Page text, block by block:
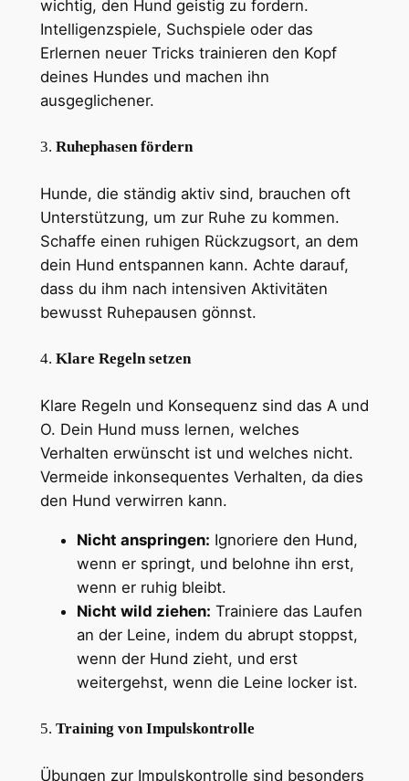
wichtig, den Hund geistig zu fordern.
Intelligenzspiele, Suchspiele oder das
Erlernen neuer Tricks trainieren den Kopf
deines Hundes und machen ihn
ausgeglichener.
3. Ruhephasen fördern
Hunde, die ständig aktiv sind, brauchen oft
Unterstützung, um zur Ruhe zu kommen.
Schaffe einen ruhigen Rückzugsort, an dem
dein Hund entspannen kann. Achte darauf,
dass du ihm nach intensiven Aktivitäten
bewusst Ruhepausen gönnst.
4. Klare Regeln setzen
Klare Regeln und Konsequenz sind das A und
O. Dein Hund muss lernen, welches
Verhalten erwünscht ist und welches nicht.
Vermeide inkonsequentes Verhalten, da dies
den Hund verwirren kann.
Nicht anspringen: Ignoriere den Hund,
wenn er springt, und belohne ihn erst,
wenn er ruhig bleibt.
Nicht wild ziehen: Trainiere das Laufen
an der Leine, indem du abrupt stoppst,
wenn der Hund zieht, und erst
weitergehst, wenn die Leine locker ist.
5. Training von Impulskontrolle
Übungen zur Impulskontrolle sind besonders